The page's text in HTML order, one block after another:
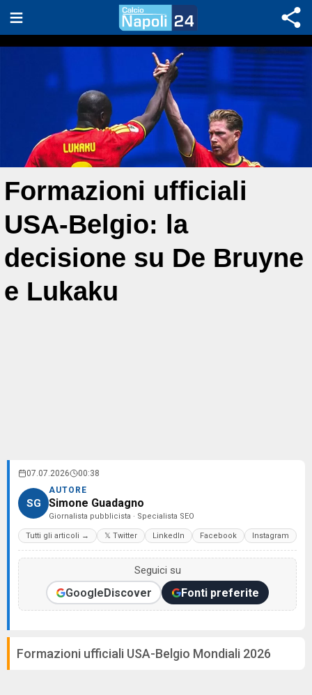
Formazioni ufficiali
USA-Belgio: la
decisione su De Bruyne
e Lukaku
07.07.2026 00:38
SG
AUTORE
Simone Guadagno
Giornalista pubblicista · Specialista SEO
Tutti gli articoli → 𝕏 Twitter LinkedIn Facebook Instagram
Seguici su
GoogleDiscover Fonti preferite
Formazioni ufficiali USA-Belgio Mondiali 2026